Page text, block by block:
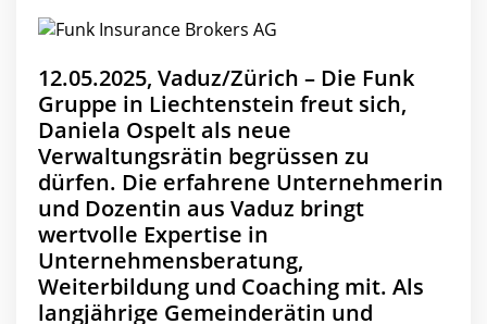
12.05.2025, Vaduz/Zürich – Die Funk
Gruppe in Liechtenstein freut sich,
Daniela Ospelt als neue
Verwaltungsrätin begrüssen zu
dürfen. Die erfahrene Unternehmerin
und Dozentin aus Vaduz bringt
wertvolle Expertise in
Unternehmensberatung,
Weiterbildung und Coaching mit. Als
langjährige Gemeinderätin und